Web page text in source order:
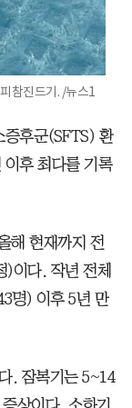
참진드기. /뉴스1
증후군(SFTS) 환
이후 최다를 기록
해 현재까지 전
)이다. 작년 전체
명) 이후 5년 만
. 잠복기는 5~14